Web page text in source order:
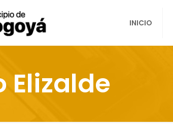
INICIO
Elizalde